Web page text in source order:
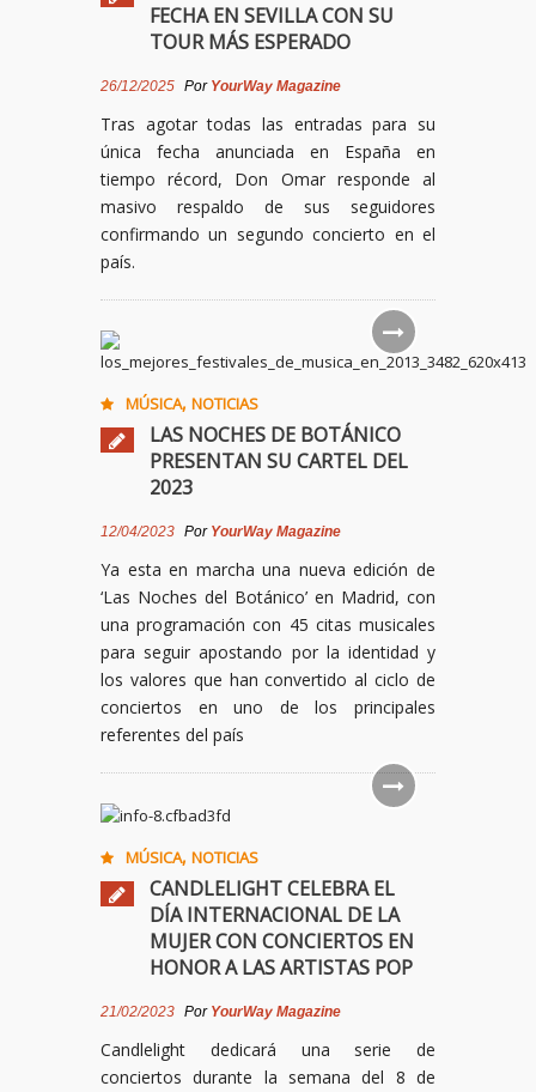
FECHA EN SEVILLA CON SU
TOUR MÁS ESPERADO
26/12/2025 Por YourWay Magazine
Tras agotar todas las entradas para su
única fecha anunciada en España en
tiempo récord, Don Omar responde al
masivo respaldo de sus seguidores
confirmando un segundo concierto en el
país.
MÚSICA, NOTICIAS
LAS NOCHES DE BOTÁNICO
PRESENTAN SU CARTEL DEL
2023
12/04/2023 Por YourWay Magazine
Ya esta en marcha una nueva edición de
‘Las Noches del Botánico’ en Madrid, con
una programación con 45 citas musicales
para seguir apostando por la identidad y
los valores que han convertido al ciclo de
conciertos en uno de los principales
referentes del país
MÚSICA, NOTICIAS
CANDLELIGHT CELEBRA EL
DÍA INTERNACIONAL DE LA
MUJER CON CONCIERTOS EN
HONOR A LAS ARTISTAS POP
21/02/2023 Por YourWay Magazine
Candlelight dedicará una serie de
conciertos durante la semana del 8 de